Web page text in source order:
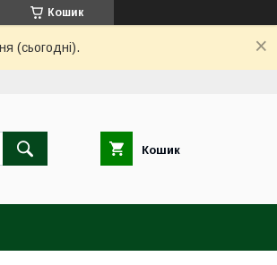
Кошик
(сьогодні).
Кошик